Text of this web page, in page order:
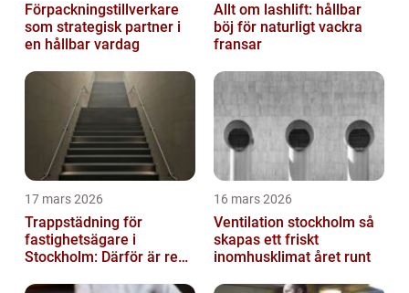
Förpackningstillverkare
som strategisk partner i
en hållbar vardag
Allt om lashlift: hållbar
böj för naturligt vackra
fransar
17 mars 2026
Trappstädning för
fastighetsägare i
Stockholm: Därför är rena
16 mars 2026
Ventilation stockholm så
skapas ett friskt
inomhusklimat året runt